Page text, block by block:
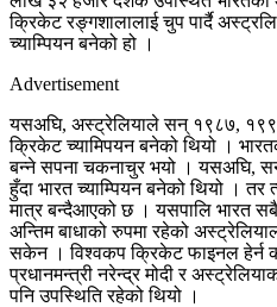
क्रिकेट रङ्गशालालाई चुप पार्दै
च्याम्पियन बनेको हो ।
Advertisement
यसअघि, अस्ट्रेलियाले सन् १९८७,
क्रिकेट च्यामिपयन बनेको थियो ।
बन्ने सपना चकनाचुर भयो । यसअघि,
हुँदा भारत च्याम्पियन बनेको थियो ।
मात्र बन्दैआएको छ । यसपालि भारत
अन्तिम बाधाको रुपमा रहेको
सकेन । विश्वकप क्रिकेट फाइनल हेर्न
प्रधानमन्त्री नरेन्द्र मोदी र
पनि उपस्थिति रहेको थियो ।